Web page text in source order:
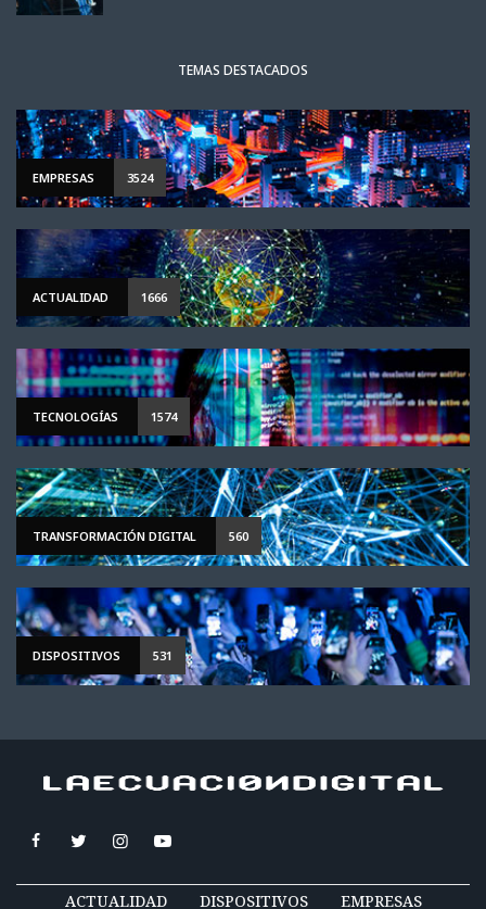
TEMAS DESTACADOS
EMPRESAS 3524
ACTUALIDAD 1666
TECNOLOGÍAS 1574
TRANSFORMACIÓN DIGITAL 560
DISPOSITIVOS 531
ACTUALIDAD DISPOSITIVOS EMPRESAS